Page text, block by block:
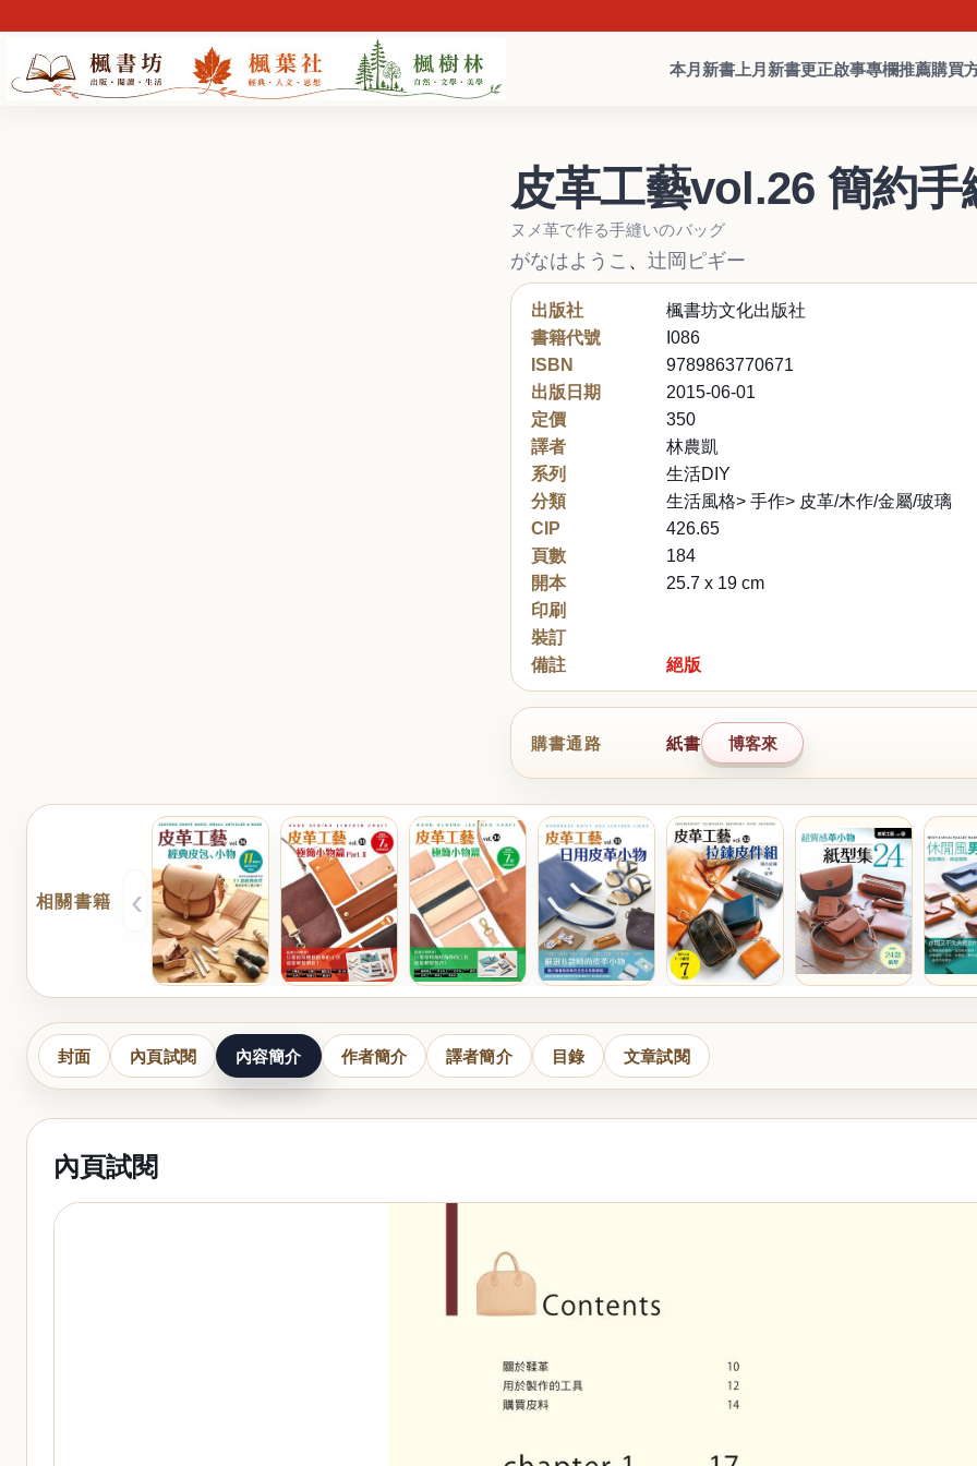
本月新書 上月新書更正啟事專欄推薦購買
皮革工藝vol.26 簡約手
ヌメ革で作る手縫いのバッグ
がなはようこ 、 辻岡ピギー
出版社
楓書坊文化出版社
書籍代號
I086
ISBN
9789863770671
出版日期
2015-06-01
定價
350
譯者
林農凱
系列
生活DIY
分類
生活風格> 手作> 皮革/木作/金屬/玻璃
CIP
426.65
頁數
184
開本
25.7 x 19 cm
印刷
裝訂
備註
絕版
購書通路 紙書 博客來
相關書籍 ‹
封面 內頁試閱 內容簡介 作者簡介 譯者簡介 目錄 文章試閱
內頁試閱